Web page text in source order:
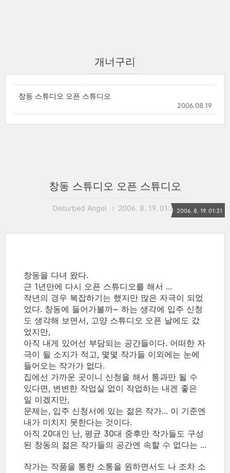
개너구리
창동 스튜디오 오픈 스튜디오
2006.08.19
창동 스튜디오 오픈 스튜디오
Disturbed Angel 2006. 8. 19. 01:312006. 8. 19. 01:31
창동을 다녀 왔다.
근 1년만에 다시 오픈 스튜디오를 해서 ...
작년의 경우 복잡하기는 했지만 많은 자극이 되었
었다. 창동에 들어가볼까~ 하는 생각에 입주 신청
도 생각해 보면서, 고양 스튜디오 오픈 날에도 갔
었지만,
아직 내게 있어선 부담되는 공간들이다. 어떠한 자
극이 될 소지가 적고, 몇몇 작가들 이외에는 눈에
들어오는 작가가 없다.
집에선 가까운 곳이니 신청을 해서 통과만 될 수
있다면, 변변한 작업실 없이 작업하는 내겐 좋은
일 이겠지만,
문제는, 입주 신청서에 있는 젊은 작가... 이 기준엔
내가 미치지 못한다는 것이다.
아직 20대인 난, 평균 30대 중후만 작가들도 구성
된 창동의 젊은 작가들의 공간엔 속할 수 없다는 ...
작가는 작품을 통한 소통을 원하면서도 나 조차 소